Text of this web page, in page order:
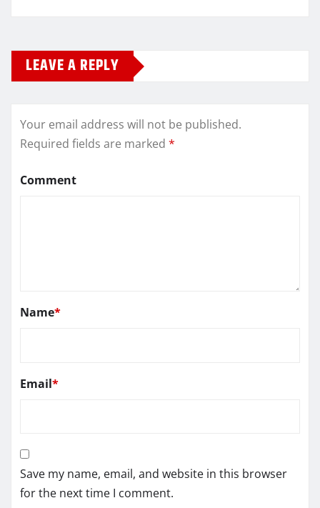
LEAVE A REPLY
Your email address will not be published.
Required fields are marked *
Comment
Name*
Email*
Save my name, email, and website in this browser
for the next time I comment.